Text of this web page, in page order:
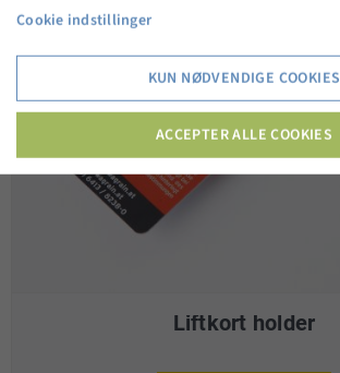
Liftkort holder
Cookie indstillinger
KUN NØDVENDIGE COOKIES
ACCEPTER ALLE COOKIES